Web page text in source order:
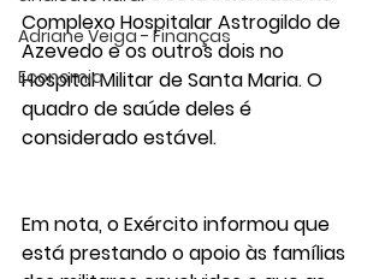
Adriane Veiga - Finanças
Economia
Complexo Hospitalar Astrogildo de
Azevedoe os outros dois no
Hospital Militar de Santa Maria. O
quadro de saúde deles é
considerado estável.
Em nota, o Exército informou que
está prestando o apoio às famílias